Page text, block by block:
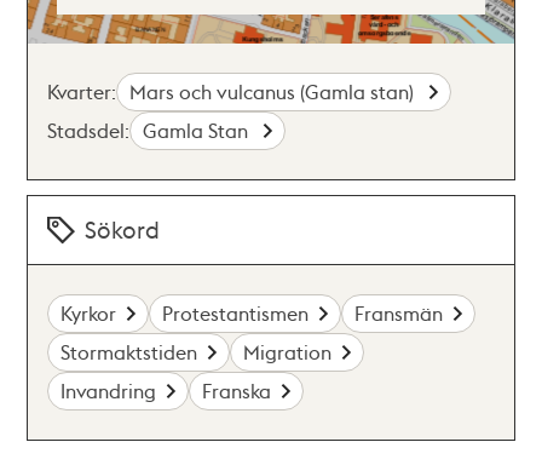
Kvarter: Mars och vulcanus (Gamla stan)
Stadsdel: Gamla Stan
Sökord
Kyrkor Protestantismen
Fransmän
Stormaktstiden
Migration
Invandring
Franska